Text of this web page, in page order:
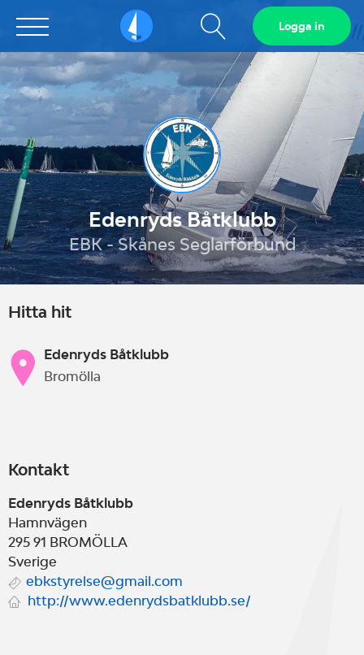
Sailarena Visa
sökfält
Logga in
Edenryds Båtklubb
EBK - Skånes Seglarförbund
Hitta hit
Edenryds Båtklubb
Bromölla
Kontakt
Edenryds Båtklubb
Hamnvägen
295 91 BROMÖLLA
Sverige
ebkstyrelse@gmail.com
http://www.edenrydsbatklubb.se/